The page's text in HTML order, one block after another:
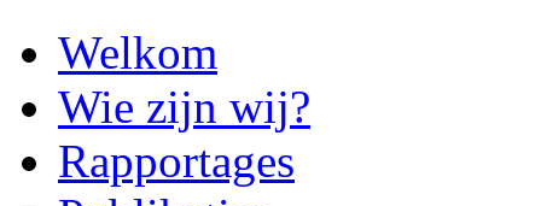
Welkom
Wie zijn wij?
Rapportages